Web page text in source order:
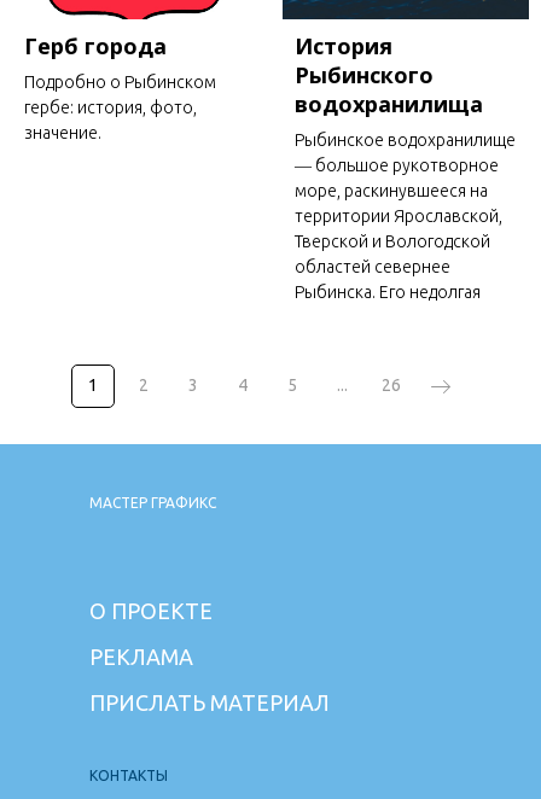
Герб города
Подробно о Рыбинском
гербе: история, фото,
значение.
История
Рыбинского
водохранилища
Рыбинское водохранилище
― большое рукотворное
море, раскинувшееся на
территории Ярославской,
Тверской и Вологодской
областей севернее
Рыбинска. Его недолгая
1 2 3 4 5 ... 26
МАСТЕР ГРАФИКС
О ПРОЕКТЕ
КОНТАКТЫ
РЕКЛАМА
ПРИСЛАТЬ МАТЕРИАЛ